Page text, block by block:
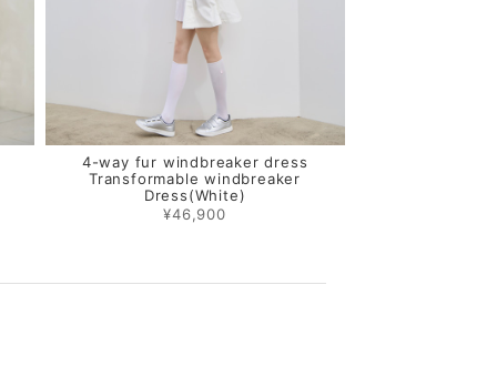
4-way fur windbreaker dress
Transformable windbreaker
Dress(White)
¥46,900